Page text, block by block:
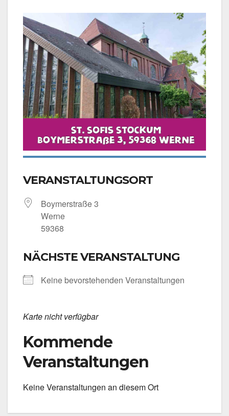
VERANSTALTUNGSORT
Boy­mer­stra­ße 3
Wer­ne
59368
NÄCHSTE VERANSTALTUNG
Kei­ne bevor­ste­hen­den Ver­an­stal­tun­gen
Kar­te nicht ver­füg­bar
Kommende
Veranstaltungen
Kei­ne Ver­an­stal­tun­gen an die­sem Ort